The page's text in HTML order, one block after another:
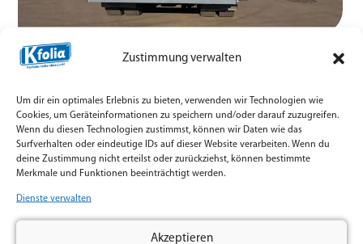
Zustimmung verwalten
Um dir ein optimales Erlebnis zu bieten, verwenden wir Technologien wie
Cookies, um Geräteinformationen zu speichern und/oder darauf zuzugreifen.
Wenn du diesen Technologien zustimmst, können wir Daten wie das
Surfverhalten oder eindeutige IDs auf dieser Website verarbeiten. Wenn du
deine Zustimmung nicht erteilst oder zurückziehst, können bestimmte
Merkmale und Funktionen beeinträchtigt werden.
Dienste verwalten
Akzeptieren
IB Sachsen-Anhalt unterwegs im neuen Fuhrparkdesign Fahrschulauto muss nicht langweilig aussehen.
Jetzt Anfrage starten – K'folia